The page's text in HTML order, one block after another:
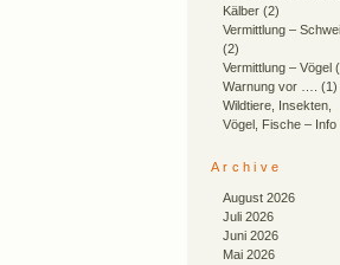
Kälber (2)
Vermittlung –
(2)
Vermittlung – Vögel
Warnung vor ….
(1)
Wildtiere, Insekten,
Vögel, Fische – Info
Archive
August 2026
Juli 2026
Juni 2026
Mai 2026